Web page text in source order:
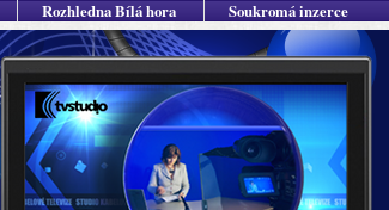
Rozhledna Bílá hora Soukromá inzerce